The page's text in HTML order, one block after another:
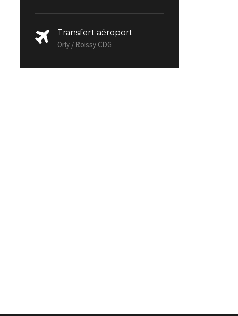
Transfert aéroport
Orly / Roissy CDG